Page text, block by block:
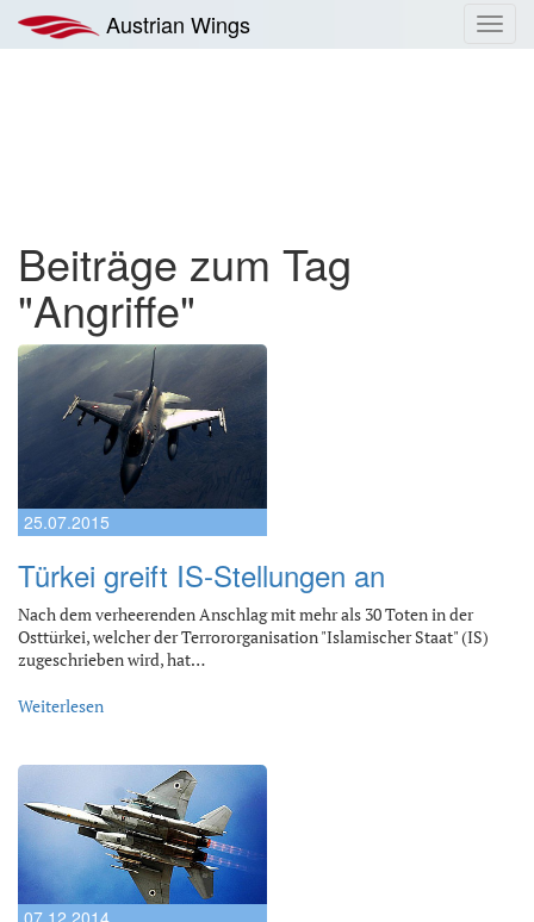
Inhalt
springen
Austrian Wings
Beiträge zum Tag
"Angriffe"
25.07.2015
Türkei greift IS-Stellungen an
Nach dem verheerenden Anschlag mit mehr als 30 Toten in der
Osttürkei, welcher der Terrororganisation "Islamischer Staat" (IS)
zugeschrieben wird, hat…
Weiterlesen
07.12.2014